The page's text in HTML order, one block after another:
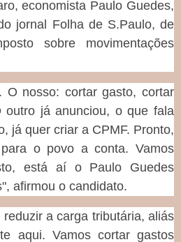
economista Paulo Guedes,
jornal Folha de S.Paulo, de
sobre movimentações
O nosso: cortar gasto, cortar
outro já anunciou, o que fala
já quer criar a CPMF. Pronto,
o povo a conta. Vamos
está aí o Paulo Guedes
afirmou o candidato.
a carga tributária, aliás
aqui. Vamos cortar gastos